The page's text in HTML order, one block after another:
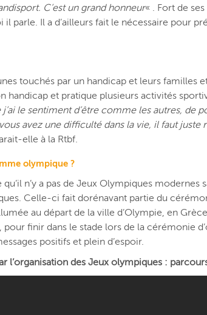
C’est un grand honneur« . Fort de
il parle. Il a d’ailleurs fait le nécessaire pour
touchés par un handicap et leurs
handicap et pratique plusieurs activités
j’ai le sentiment d’être comme les autres, de
avez une difficulté dans la vie, il faut
elle à la Rtbf.
olympique ?
qu’il n’y a pas de Jeux Olympiques
Celle-ci fait dorénavant partie du
au départ de la ville d’Olympie, en
pour finir dans le stade lors de la cérémonie
positifs et plein d’espoir.
l’organisation des Jeux olympiques :